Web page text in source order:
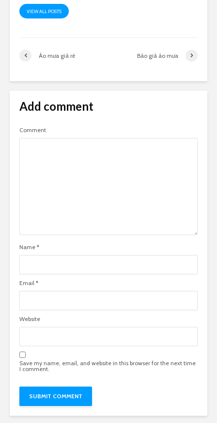
VIEW ALL POSTS
Áo mưa giá rẻ Báo giá áo mưa
Add comment
Comment
Name *
Email *
Website
Save my name, email, and website in this browser for the next time
I comment.